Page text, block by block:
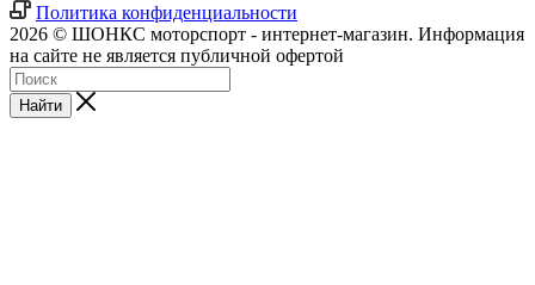
Политика конфиденциальности
2026 © ШОНКС моторспорт - интернет-магазин. Информация
на сайте не является публичной офертой
Найти